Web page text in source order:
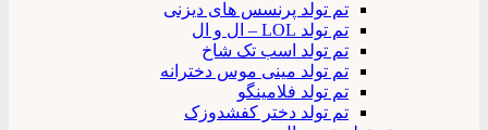
تم تولد پرنسس های دیزنی
تم تولد LOL – ال و ال
تم تولد اسب تک شاخ
تم تولد مینی موس دخترانه
تم تولد فلامینگو
تم تولد دختر کفشدوزک